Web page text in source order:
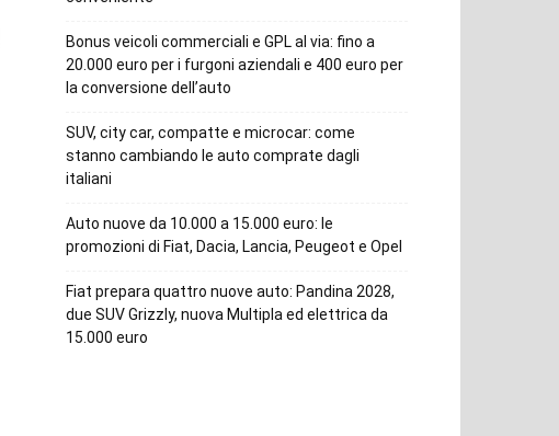
Bonus veicoli commerciali e GPL al via: fino a
20.000 euro per i furgoni aziendali e 400 euro per
la conversione dell’auto
SUV, city car, compatte e microcar: come
stanno cambiando le auto comprate dagli
italiani
Auto nuove da 10.000 a 15.000 euro: le
promozioni di Fiat, Dacia, Lancia, Peugeot e Opel
Fiat prepara quattro nuove auto: Pandina 2028,
due SUV Grizzly, nuova Multipla ed elettrica da
15.000 euro